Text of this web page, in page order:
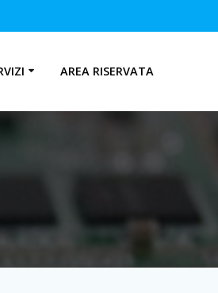
AREA RISERVATA